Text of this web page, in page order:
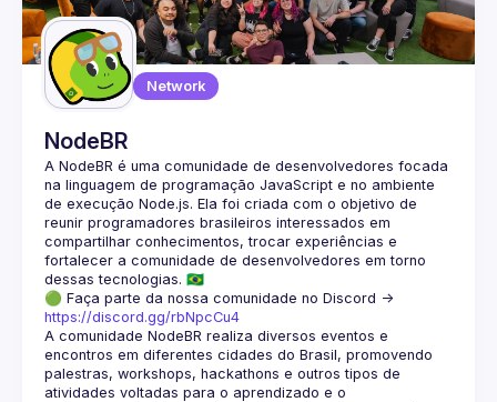
Guilds
Network
NodeBR
A NodeBR é uma comunidade de desenvolvedores focada
na linguagem de programação JavaScript e no ambiente
de execução Node.js. Ela foi criada com o objetivo de
reunir programadores brasileiros interessados em
compartilhar conhecimentos, trocar experiências e
fortalecer a comunidade de desenvolvedores em torno
🟢 Faça parte da nossa comunidade no Discord ->
https://discord.gg/rbNpcCu4
A comunidade NodeBR realiza diversos eventos e
encontros em diferentes cidades do Brasil, promovendo
palestras, workshops, hackathons e outros tipos de
atividades voltadas para o aprendizado e o